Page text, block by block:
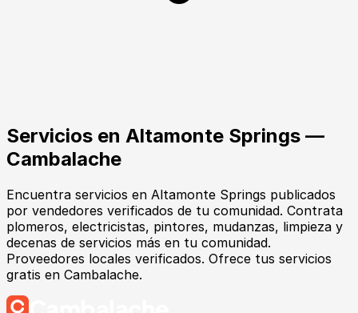
Servicios en Altamonte Springs —
Cambalache
Encuentra servicios en Altamonte Springs publicados
por vendedores verificados de tu comunidad. Contrata
plomeros, electricistas, pintores, mudanzas, limpieza y
decenas de servicios más en tu comunidad.
Proveedores locales verificados. Ofrece tus servicios
gratis en Cambalache.